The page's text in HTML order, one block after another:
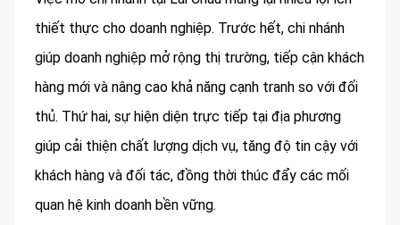
thiết thực cho doanh nghiệp. Trước hết, chi nhánh
giúp doanh nghiệp mở rộng thị trường, tiếp cận khách
hàng mới và nâng cao khả năng cạnh tranh so với đối
thủ. Thứ hai, sự hiện diện trực tiếp tại địa phương
giúp cải thiện chất lượng dịch vụ, tăng độ tin cậy với
khách hàng và đối tác, đồng thời thúc đẩy các mối
quan hệ kinh doanh bền vững.